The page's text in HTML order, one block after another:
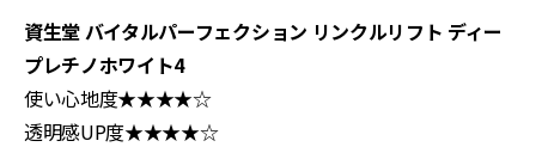
資生堂 バイタルパーフェクション リンクルリフト ディー
プレチノホワイト4
使い心地度★★★★☆
透明感UP度★★★★☆